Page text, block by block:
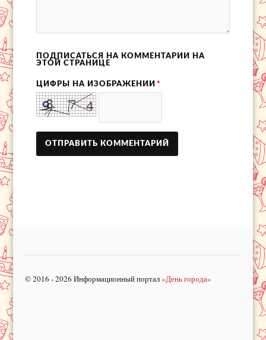
ПОДПИСАТЬСЯ НА КОММЕНТАРИИ НА
ЭТОЙ СТРАНИЦЕ
ЦИФРЫ НА ИЗОБРАЖЕНИИ *
© 2016 - 2026 Информационный портал «День города»